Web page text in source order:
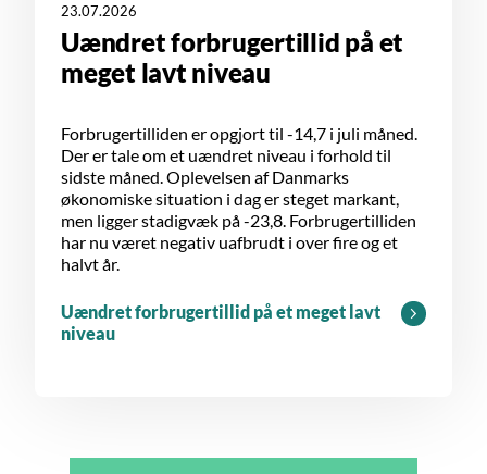
23.07.2026
Uændret forbrugertillid på et
meget lavt niveau
Forbrugertilliden er opgjort til -14,7 i juli måned.
Der er tale om et uændret niveau i forhold til
sidste måned. Oplevelsen af Danmarks
økonomiske situation i dag er steget markant,
men ligger stadigvæk på -23,8. Forbrugertilliden
har nu været negativ uafbrudt i over fire og et
halvt år.
Uændret forbrugertillid på et meget lavt
niveau